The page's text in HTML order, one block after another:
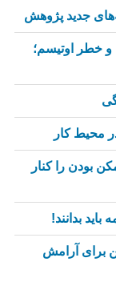
جدید پژوهش
و خطر اوتیسم؛
محیط کار
بودن را کنار
بدانند!
برای آرامش